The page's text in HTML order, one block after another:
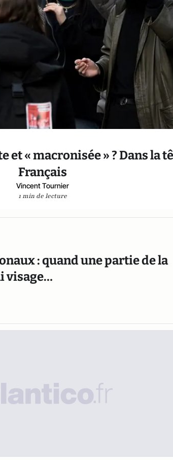
et « macronisée » ? Dans la
Français
Vincent Tournier
1 min de lecture
: quand une partie de la
visage…